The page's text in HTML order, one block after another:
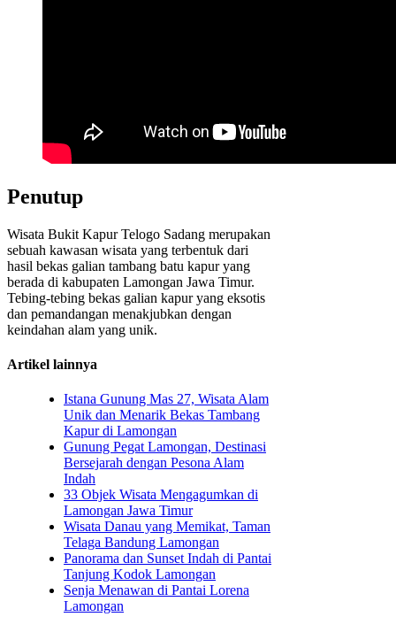
Penutup
Wisata Bukit Kapur Telogo Sadang merupakan
sebuah kawasan wisata yang terbentuk dari
hasil bekas galian tambang batu kapur yang
berada di kabupaten Lamongan Jawa Timur.
Tebing-tebing bekas galian kapur yang eksotis
dan pemandangan menakjubkan dengan
keindahan alam yang unik.
Artikel lainnya
Istana Gunung Mas 27, Wisata Alam
Unik dan Menarik Bekas Tambang
Kapur di Lamongan
Gunung Pegat Lamongan, Destinasi
Bersejarah dengan Pesona Alam
Indah
33 Objek Wisata Mengagumkan di
Lamongan Jawa Timur
Wisata Danau yang Memikat, Taman
Telaga Bandung Lamongan
Panorama dan Sunset Indah di Pantai
Tanjung Kodok Lamongan
Senja Menawan di Pantai Lorena
Lamongan